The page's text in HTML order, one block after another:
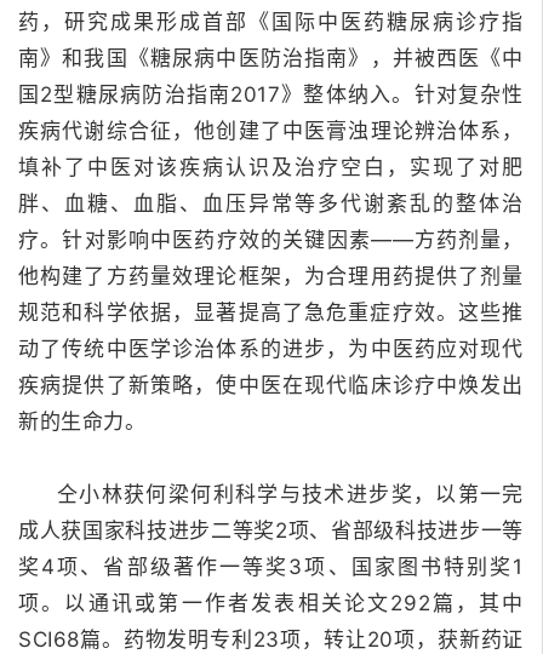
药，研究成果形成首部《国际中医药糖尿病诊疗指
南》和我国《糖尿病中医防治指南》，并被西医《中
国2型糖尿病防治指南2017》整体纳入。 针对复杂性
疾病代谢综合征，他创建了中医膏浊理论辨治体系，
填补了中医对该疾病认识及治疗空白，实现了对肥
胖、血糖、血脂、血压异常等多代谢紊乱的整体治
疗。针对影响中医药疗效的关键因素——方药剂量，
他构建了方药量效理论框架，为合理用药提供了剂量
规范和科学依据，显著提高了急危重症疗效。这些推
动了传统中医学诊治体系的进步，为中医药应对现代
疾病提供了新策略，使中医在现代临床诊疗中焕发出
新的生命力。
仝小林获何梁何利科学与技术进步奖，以第一完
成人获国家科技进步二等奖2项、省部级科技进步一等
奖4项、省部级著作一等奖3项、国家图书特别奖1
项。以通讯或第一作者发表相关论文292篇，其中
SCI68篇。药物发明专利23项，转让20项，获新药证